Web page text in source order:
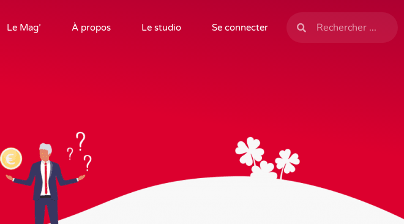
Le Mag’ À propos Le studio Se connecter